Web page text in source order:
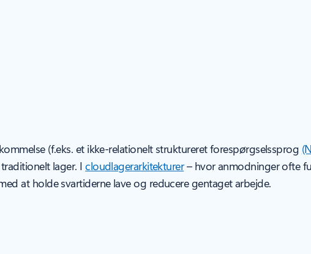
(f.eks. et ikke-relationelt struktureret forespørgselssprog
lager. Icloudlagerarkitekturer– hvor anmodninger ofte
at holde svartiderne lave og reducere gentaget arbejde.